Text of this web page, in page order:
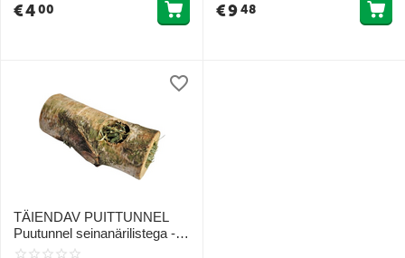
€400 €948
TÄIENDAV PUITTUNNEL
Puutunnel seinanärilistega -
suurus M 1tk